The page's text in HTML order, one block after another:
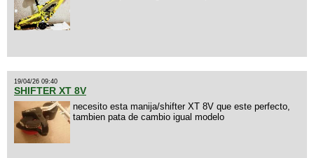
19/04/26 09:40
SHIFTER XT 8V
necesito esta manija/shifter XT 8V que este perfecto,
tambien pata de cambio igual modelo